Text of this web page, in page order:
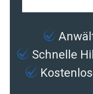
Schnelle